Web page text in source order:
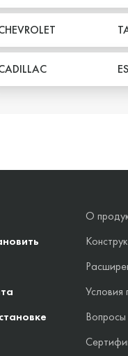
О
Условия